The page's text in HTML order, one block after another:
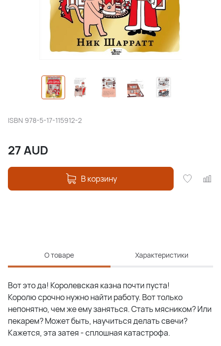
ISBN 978-5-17-115912-2
27AUD
В корзину
О товаре Характеристики
Вот это да! Королевская казна почти пуста!
Королю срочно нужно найти работу. Вот только
непонятно, чем же ему заняться. Стать мясником? Или
пекарем? Может быть, научиться делать свечи?
Кажется, эта затея - сплошная катастрофа.